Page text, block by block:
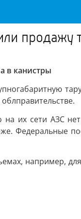
продажу
в канистры
их сети АЗС
Федеральные
например,